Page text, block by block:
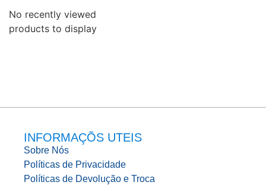
No recently viewed
products to display
INFORMAÇÕS UTEIS
Sobre Nós
Políticas de Privacidade
Políticas de Devolução e Troca